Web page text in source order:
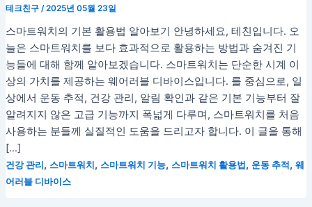
테크친구 /2025년 05월 23일
스마트워치의 기본 활용법 알아보기 안녕하세요, 테친입니다. 오
늘은 스마트워치를 보다 효과적으로 활용하는 방법과 숨겨진 기
능들에 대해 함께 알아보겠습니다. 스마트워치는 단순한 시계 이
상의 가치를 제공하는 웨어러블 디바이스입니다. 를 중심으로, 일
상에서 운동 추적, 건강 관리, 알림 확인과 같은 기본 기능부터 잘
알려지지 않은 고급 기능까지 폭넓게 다루며, 스마트워치를 처음
사용하는 분들께 실질적인 도움을 드리고자 합니다. 이 글을 통해
[…]
건강 관리 , 스마트워치 , 스마트워치 기능, 스마트워치 활용법 , 운동 추적 , 웨
어러블 디바이스